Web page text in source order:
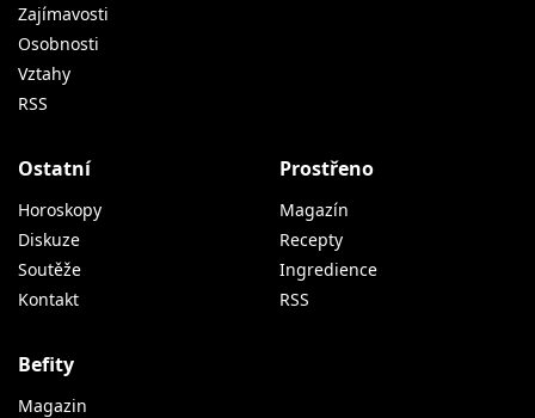
Zajímavosti
Osobnosti
Vztahy
RSS
Ostatní
Horoskopy
Diskuze
Soutěže
Kontakt
Prostřeno
Magazín
Recepty
Ingredience
RSS
Befity
Magazin